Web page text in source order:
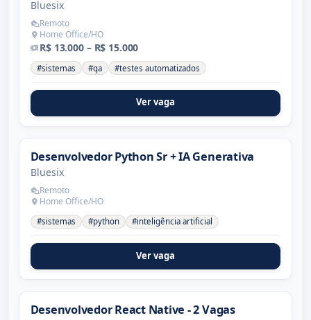
Bluesix
Remoto
Home Office/HO
R$ 13.000 – R$ 15.000
#sistemas #qa #testes automatizados
Ver vaga
Desenvolvedor Python Sr + IA Generativa
Bluesix
Remoto
Home Office/HO
#sistemas #python #inteligência artificial
Ver vaga
Desenvolvedor React Native - 2 Vagas